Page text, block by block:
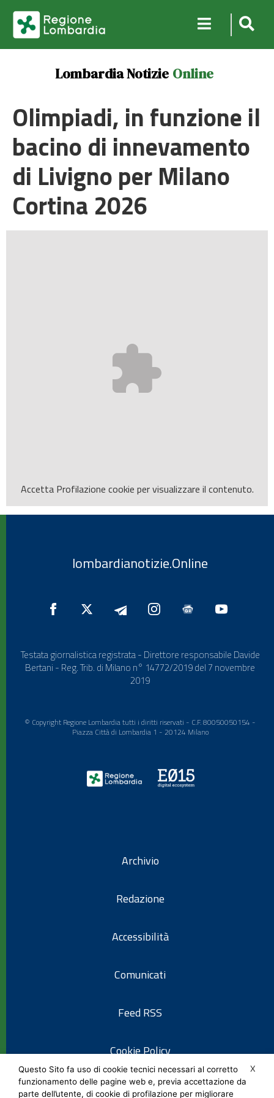
Lombardia Notizie Online
Olimpiadi, in funzione il
bacino di innevamento
di Livigno per Milano
Cortina 2026
Accetta Profilazione cookie per visualizzare il contenuto.
lombardianotizie.Online
Testata giornalistica registrata - Direttore responsabile Davide
Bertani - Reg. Trib. di Milano n° 14772/2019 del 7 novembre
2019
© Copyright Regione Lombardia tutti i diritti riservati - C.F. 80050050154 -
Piazza Città di Lombardia 1 - 20124 Milano
Archivio
Redazione
Accessibilità
Comunicati
Feed RSS
Cookie Policy
Informativa privacy
X
Questo Sito fa uso di cookie tecnici necessari al corretto
funzionamento delle pagine web e, previa accettazione da
parte dell’utente, di cookie di profilazione per migliorare